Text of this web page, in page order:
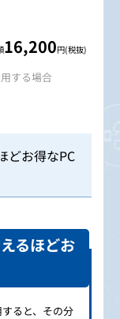
16,200円(税抜)
する場合
どお得なPC
るほどお
ると、その分